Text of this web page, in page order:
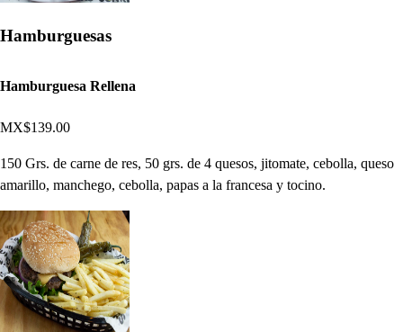
Hamburguesas
Hamburguesa Rellena
MX$139.00
150 Grs. de carne de res, 50 grs. de 4 quesos, jitomate, cebolla, queso
amarillo, manchego, cebolla, papas a la francesa y tocino.